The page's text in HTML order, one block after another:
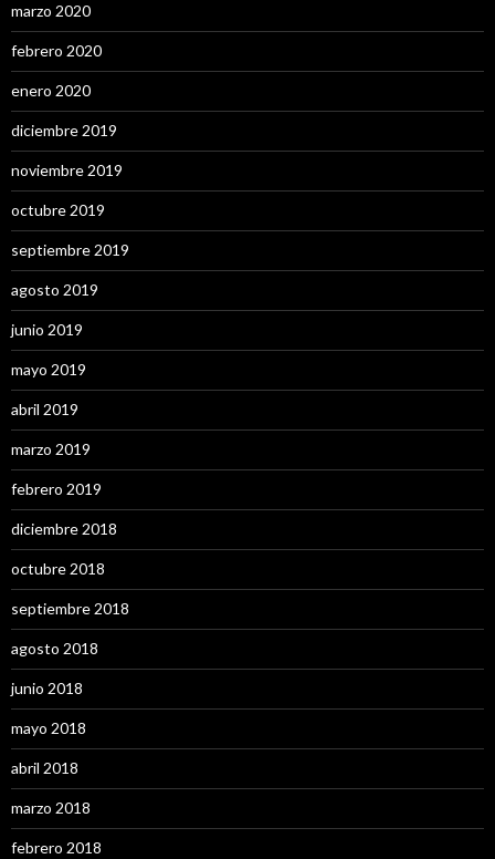
marzo 2020
febrero 2020
enero 2020
diciembre 2019
noviembre 2019
octubre 2019
septiembre 2019
agosto 2019
junio 2019
mayo 2019
abril 2019
marzo 2019
febrero 2019
diciembre 2018
octubre 2018
septiembre 2018
agosto 2018
junio 2018
mayo 2018
abril 2018
marzo 2018
febrero 2018